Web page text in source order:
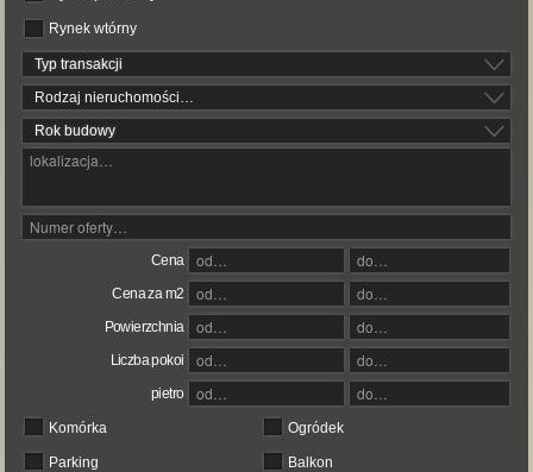
Rynek wtórny
Typ transakcji
Rodzaj nieruchomości…
Rok budowy
Cena
Cena za m2
Powierzchnia
Liczba pokoi
pietro
Komórka Ogródek
Parking Balkon